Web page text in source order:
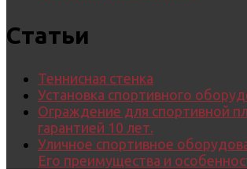
Статьи
Теннисная стенка
Установка спортивного
Ограждение для спортивной
гарантией 10 лет.
Уличное спортивное
Его преимущества и